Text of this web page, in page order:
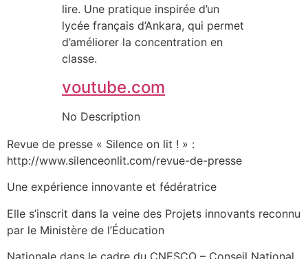
lire. Une pratique inspirée d’un
lycée français d’Ankara, qui permet
d’améliorer la concentration en
classe.
voutube.com
No Description
Revue de presse « Silence on lit ! » :
http://www.silenceonlit.com/revue-de-presse
Une expérience innovante et fédératrice
Elle s’inscrit dans la veine des Projets innovants reconnu
par le Ministère de l’Éducation